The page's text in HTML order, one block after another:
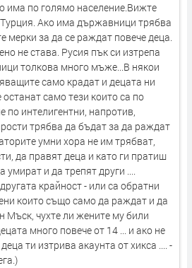
има по голямо население.Вижте
Ако има държавници трябва
мерки за да се раждат повече деца.
не става. Русия пък си изтрепа
толкова много мъже...В някои
само крадат и децата ни
само тези които са по
по интелигентни, напротив,
трябва да бъдат за да раждат
умни хора не им трябват,
да правят деца и като ги пратиш
умират и да трепят други ....
крайност - или са обратни
които също само да раждат и да
Мъск, чухте ли жените му били
много повече от 14 ... и ако не
ти изтрива акаунта от хикса .... -